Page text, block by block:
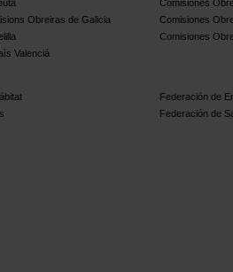
Comisiones
Obreiras de Galicia
Comisiones
Comisiones
Valenciá
Federación de
Federación de